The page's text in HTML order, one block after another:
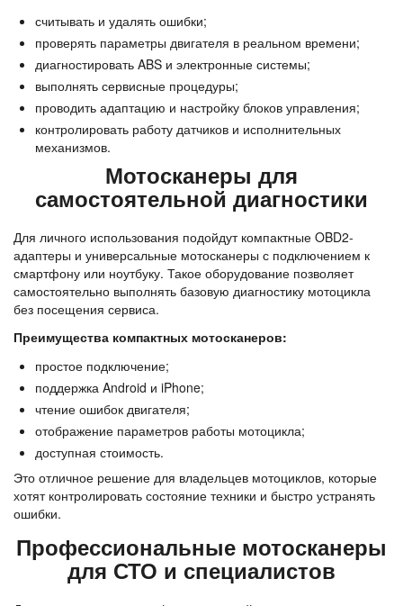
считывать и удалять ошибки;
проверять параметры двигателя в реальном времени;
диагностировать ABS и электронные системы;
выполнять сервисные процедуры;
проводить адаптацию и настройку блоков управления;
контролировать работу датчиков и исполнительных
механизмов.
Мотосканеры для
самостоятельной диагностики
Для личного использования подойдут компактные OBD2-
адаптеры и универсальные мотосканеры с подключением к
смартфону или ноутбуку. Такое оборудование позволяет
самостоятельно выполнять базовую диагностику мотоцикла
без посещения сервиса.
Преимущества компактных мотосканеров:
простое подключение;
поддержка Android и iPhone;
чтение ошибок двигателя;
отображение параметров работы мотоцикла;
доступная стоимость.
Это отличное решение для владельцев мотоциклов, которые
хотят контролировать состояние техники и быстро устранять
ошибки.
Профессиональные мотосканеры
для СТО и специалистов